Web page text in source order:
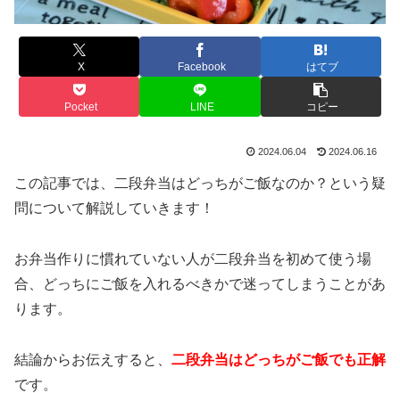
X Facebook はてブ
Pocket LINE コピー
2024.06.04 2024.06.16
この記事では、二段弁当はどっちがご飯なのか？という疑
問について解説していきます！
お弁当作りに慣れていない人が二段弁当を初めて使う場
合、どっちにご飯を入れるべきかで迷ってしまうことがあ
ります。
結論からお伝えすると、 二段弁当はどっちがご飯でも正解
です。